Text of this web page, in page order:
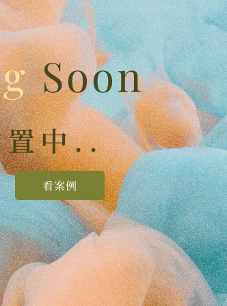
Soon
置中..
看案例